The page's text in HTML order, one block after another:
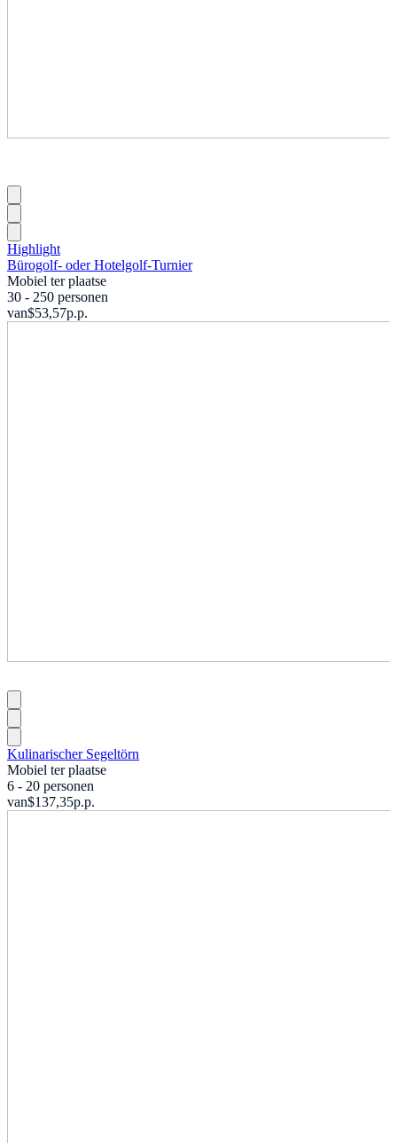
Highlight
Bürogolf- oder Hotelgolf-Turnier
Mobiel ter plaatse
30 - 250 personen
van$53,57p.p.
Kulinarischer Segeltörn
Mobiel ter plaatse
6 - 20 personen
van$137,35p.p.